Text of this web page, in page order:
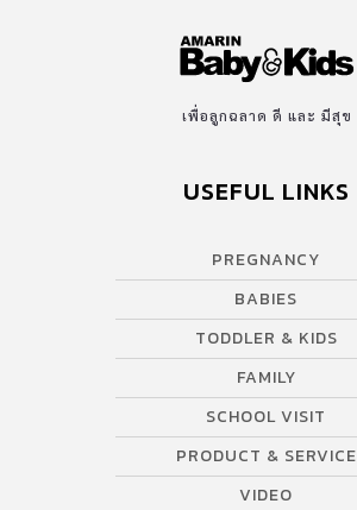
เพื่อลูกฉลาด ดี และ มีสุข
USEFUL LINKS
PREGNANCY
BABIES
TODDLER & KIDS
FAMILY
SCHOOL VISIT
PRODUCT & SERVICE
VIDEO